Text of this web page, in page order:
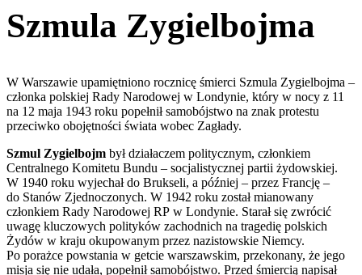
Szmula Zygielbojma
W Warszawie upamiętniono rocznicę śmierci Szmula Zygielbojma –
członka polskiej Rady Narodowej w Londynie, który w nocy z 11
na 12 maja 1943 roku popełnił samobójstwo na znak protestu
przeciwko obojętności świata wobec Zagłady.
Szmul Zygielbojm był działaczem politycznym, członkiem
Centralnego Komitetu Bundu – socjalistycznej partii żydowskiej.
W 1940 roku wyjechał do Brukseli, a później – przez Francję –
do Stanów Zjednoczonych. W 1942 roku został mianowany
członkiem Rady Narodowej RP w Londynie. Starał się zwrócić
uwagę kluczowych polityków zachodnich na tragedię polskich
Żydów w kraju okupowanym przez nazistowskie Niemcy.
Po porażce powstania w getcie warszawskim, przekonany, że jego
misja się nie udała, popełnił samobójstwo. Przed śmiercią napisał